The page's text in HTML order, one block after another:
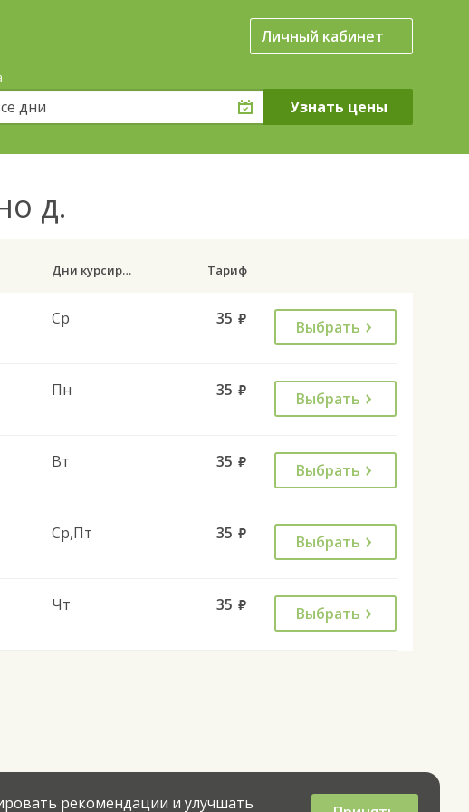
Личный кабинет
дни
д.
Дни курсирования Тариф
Ср 35 руб. Выбрать
Пн 35 руб. Выбрать
Вт 35 руб. Выбрать
Ср,Пт 35 руб. Выбрать
Чт 35 руб. Выбрать
рекомендации и улучшать